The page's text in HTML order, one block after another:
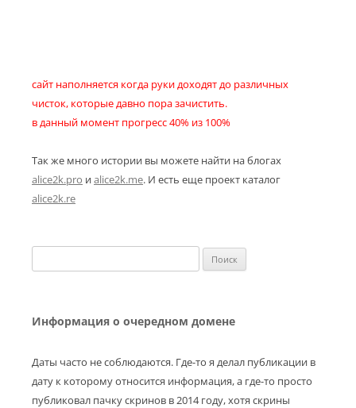
сайт наполняется когда руки доходят до различных
чисток, которые давно пора зачистить.
в данный момент прогресс 40% из 100%
Так же много истории вы можете найти на блогах
alice2k.pro иalice2k.me. И есть еще проект каталог
alice2k.re
Информация о очередном домене
Даты часто не соблюдаются. Где-то я делал публикации в
дату к которому относится информация, а где-то просто
публиковал пачку скринов в 2014 году, хотя скрины